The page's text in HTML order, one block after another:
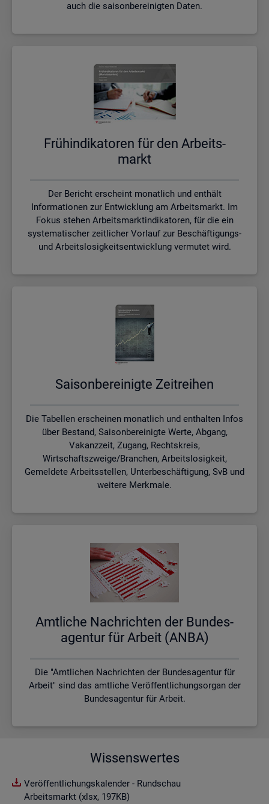
auch die saisonbereinigten Daten.
Früh­in­di­ka­to­ren für den Ar­beits­
markt
Der Bericht erscheint monatlich und enthält
Informationen zur Entwicklung am Arbeitsmarkt. Im
Fokus stehen Arbeitsmarktindikatoren, für die ein
systematischer zeitlicher Vorlauf zur Beschäftigungs-
und Arbeitslosigkeitsentwicklung vermutet wird.
Sai­son­be­rei­nig­te Zeit­rei­hen
Die Tabellen erscheinen monatlich und enthalten Infos
über Bestand, Saisonbereinigte Werte, Abgang,
Vakanzzeit, Zugang, Rechtskreis,
Wirtschaftszweige/Branchen, Arbeitslosigkeit,
Gemeldete Arbeitsstellen, Unterbeschäftigung, SvB und
weitere Merkmale.
Amt­li­che Nach­rich­ten der Bun­des­
agen­tur für Ar­beit (ANBA)
Die "Amtlichen Nachrichten der Bundesagentur für
Arbeit" sind das amtliche Veröffentlichungsorgan der
Bundesagentur für Arbeit.
Wissenswertes
Veröffentlichungskalender - Rundschau
Arbeitsmarkt (xlsx, 197KB)